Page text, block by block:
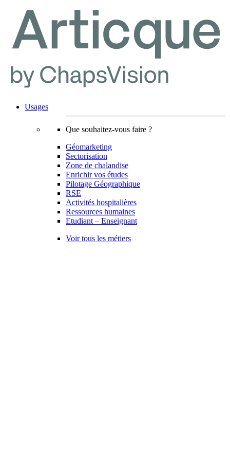
Usages
Que souhaitez-vous faire ?
Géomarketing
Sectorisation
Zone de chalandise
Enrichir vos études
Pilotage Géographique
RSE
Activités hospitalières
Ressources humaines
Etudiant – Enseignant
Voir tous les métiers